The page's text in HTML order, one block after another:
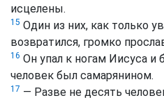
исцелены.
15 Один из них, как только
возвратился, громко
16 Он упал к ногам Иисуса и
человек был самарянином.
17 — Разве не десять